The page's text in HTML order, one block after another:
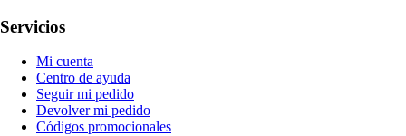
Servicios
Mi cuenta
Centro de ayuda
Seguir mi pedido
Devolver mi pedido
Códigos promocionales